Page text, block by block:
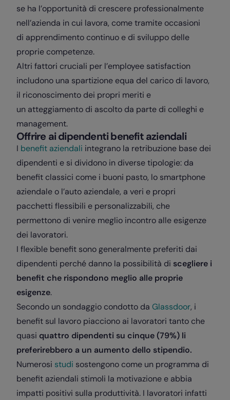
se ha l’opportunità di crescere professionalmente
nell’azienda in cui lavora, come tramite occasioni
di apprendimento continuo e di sviluppo delle
proprie competenze.
Altri fattori cruciali per l’employee satisfaction
includono una spartizione equa del carico di lavoro,
il riconoscimento dei propri meriti e
un atteggiamento di ascolto da parte di colleghi e
management.
Offrire ai dipendenti benefit aziendali
I benefit aziendali integrano la retribuzione base dei
dipendenti e si dividono in diverse tipologie: da
benefit classici come i buoni pasto, lo smartphone
aziendale o l’auto aziendale, a veri e propri
pacchetti flessibili e personalizzabili, che
permettono di venire meglio incontro alle esigenze
dei lavoratori.
I flexible benefit sono generalmente preferiti dai
dipendenti perché danno la possibilità di scegliere i
benefit che rispondono meglio alle proprie
esigenze.
Secondo un sondaggio condotto da Glassdoor, i
benefit sul lavoro piacciono ai lavoratori tanto che
quasi quattro dipendenti su cinque (79%) li
preferirebbero a un aumento dello stipendio.
Numerosi studi sostengono come un programma di
benefit aziendali stimoli la motivazione e abbia
impatti positivi sulla produttività. I lavoratori infatti